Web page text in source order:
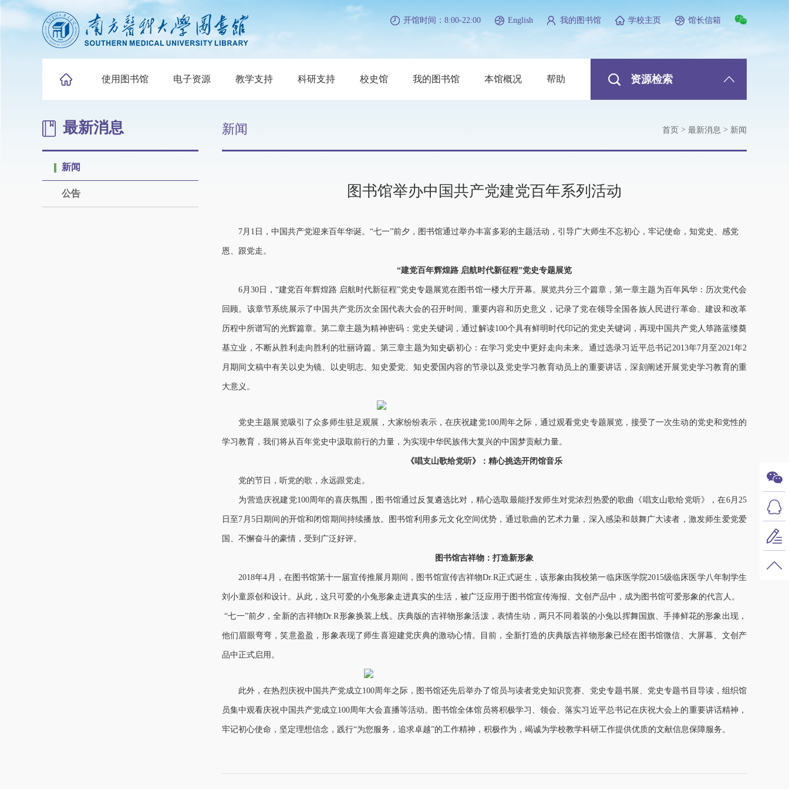
开馆时间：8:00-22:00 English 我的图书馆 学校主页 馆长信箱
资源检索
使用图书馆 电子资源 教学支持 科研支持 校史馆 我的图书馆 本馆概况 帮助
最新消息
新闻
公告
新闻 首页 > 最新消息 > 新闻
图书馆举办中国共产党建党百年系列活动
7月1日，中国共产党迎来百年华诞。“七一”前夕，图书馆通过举办丰富多彩的主题活动，引导广大师生不忘初心，牢记使命，知党史、感党
恩、跟党走。
“建党百年辉煌路 启航时代新征程”党史专题展览
6月30日，“建党百年辉煌路 启航时代新征程”党史专题展览在图书馆一楼大厅开幕。展览共分三个篇章，第一章主题为百年风华：历次党代会
回顾。该章节系统展示了中国共产党历次全国代表大会的召开时间、重要内容和历史意义，记录了党在领导全国各族人民进行革命、建设和改革
历程中所谱写的光辉篇章。第二章主题为精神密码：党史关键词，通过解读100个具有鲜明时代印记的党史关键词，再现中国共产党人筚路蓝缕奠
基立业，不断从胜利走向胜利的壮丽诗篇。第三章主题为知史砺初心：在学习党史中更好走向未来。通过选录习近平总书记2013年7月至2021年2
月期间文稿中有关以史为镜、以史明志、知史爱党、知史爱国内容的节录以及党史学习教育动员上的重要讲话，深刻阐述开展党史学习教育的重
大意义。
党史主题展览吸引了众多师生驻足观展，大家纷纷表示，在庆祝建党100周年之际，通过观看党史专题展览，接受了一次生动的党史和党性的
学习教育，我们将从百年党史中汲取前行的力量，为实现中华民族伟大复兴的中国梦贡献力量。
《唱支山歌给党听》：精心挑选开闭馆音乐
党的节日，听党的歌，永远跟党走。
为营造庆祝建党100周年的喜庆氛围，图书馆通过反复遴选比对，精心选取最能抒发师生对党浓烈热爱的歌曲《唱支山歌给党听》，在6月25
日至7月5日期间的开馆和闭馆期间持续播放。图书馆利用多元文化空间优势，通过歌曲的艺术力量，深入感染和鼓舞广大读者，激发师生爱党爱
国、不懈奋斗的豪情，受到广泛好评。
图书馆吉祥物：打造新形象
2018年4月，在图书馆第十一届宣传推展月期间，图书馆宣传吉祥物Dr.R正式诞生，该形象由我校第一临床医学院2015级临床医学八年制学生
刘小童原创和设计。从此，这只可爱的小兔形象走进真实的生活，被广泛应用于图书馆宣传海报、文创产品中，成为图书馆可爱形象的代言人。
“七一”前夕，全新的吉祥物Dr.R形象换装上线。庆典版的吉祥物形象活泼，表情生动，两只不同着装的小兔以挥舞国旗、手捧鲜花的形象出现，
他们眉眼弯弯，笑意盈盈，形象表现了师生喜迎建党庆典的激动心情。目前，全新打造的庆典版吉祥物形象已经在图书馆微信、大屏幕、文创产
品中正式启用。
此外，在热烈庆祝中国共产党成立100周年之际，图书馆还先后举办了馆员与读者党史知识竞赛、党史专题书展、党史专题书目导读，组织馆
员集中观看庆祝中国共产党成立100周年大会直播等活动。图书馆全体馆员将积极学习、领会、落实习近平总书记在庆祝大会上的重要讲话精神，
牢记初心使命，坚定理想信念，践行“为您服务，追求卓越”的工作精神，积极作为，竭诚为学校教学科研工作提供优质的文献信息保障服务。